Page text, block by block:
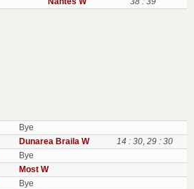
Bye
Dunarea Braila W 14 : 30, 29 : 30
Bye
Most W
Bye